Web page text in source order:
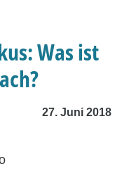
Was ist
27. Juni 2018